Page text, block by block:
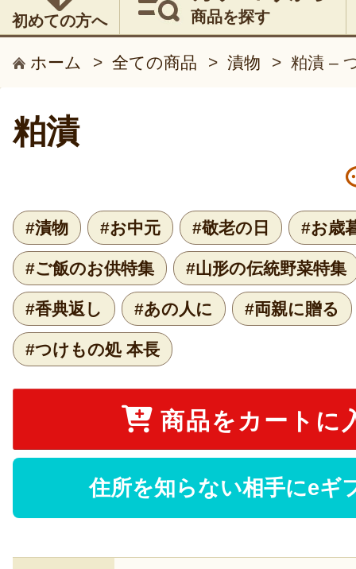
初めての方へ 商品を探す
ホーム > 全ての商品 > 漬物 > 粕漬 –
粕漬
#漬物 #お中元 #敬老の日 #お歳
#ご飯のお供特集 #山形の伝統野菜特集
#香典返し #あの人に #両親に贈る
#つけもの処 本長
商品をカートに
住所を知らない相手にeギ